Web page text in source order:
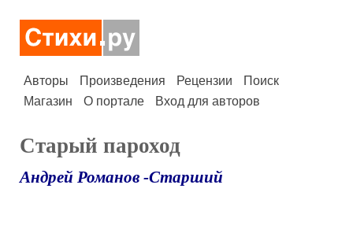
Авторы Произведения Рецензии
Поиск
Магазин
О портале Вход для авторов
Старый пароход
Андрей Романов -Старший